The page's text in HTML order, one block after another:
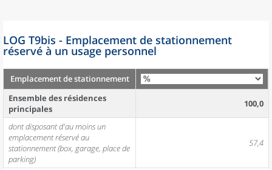
LOG T9bis - Emplacement de stationnement
réservé à un usage personnel
Emplacement de stationnement
Ensemble des résidences
principales
100,0
dont disposant d'au moins un
emplacement réservé au
stationnement (box, garage, place de
parking)
57,4